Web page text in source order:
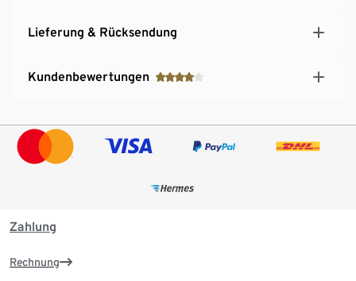
Lieferung & Rücksendung
Kundenbewertungen
Zahlung
Rechnung